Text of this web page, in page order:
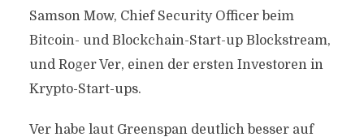
Samson Mow, Chief Security Officer beim
Bitcoin- und Blockchain-Start-up Blockstream,
und Roger Ver, einen der ersten Investoren in
Krypto-Start-ups.
Ver habe laut Greenspan deutlich besser auf